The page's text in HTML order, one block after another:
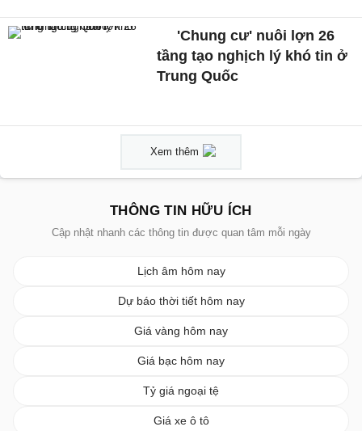
'Chung cư' nuôi lợn 26
tầng tạo nghịch lý khó tin ở
Trung Quốc
Xem thêm
THÔNG TIN HỮU ÍCH
Cập nhật nhanh các thông tin được quan tâm mỗi ngày
Lịch âm hôm nay
Dự báo thời tiết hôm nay
Giá vàng hôm nay
Giá bạc hôm nay
Tỷ giá ngoại tệ
Giá xe ô tô